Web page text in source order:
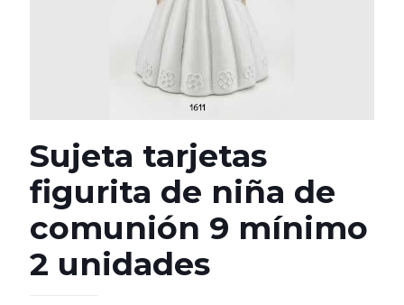
Sujeta tarjetas
figurita de niña de
comunión 9 mínimo
2 unidades